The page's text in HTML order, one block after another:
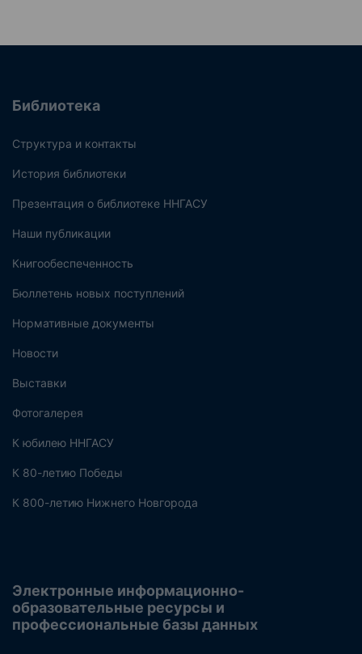
Библиотека
Структура и контакты
История библиотеки
Презентация о библиотеке ННГАСУ
Наши публикации
Книгообеспеченность
Бюллетень новых поступлений
Нормативные документы
Новости
Выставки
Фотогалерея
К юбилею ННГАСУ
К 80-летию Победы
К 800-летию Нижнего Новгорода
Электронные информационно-
образовательные ресурсы и
профессиональные базы данных